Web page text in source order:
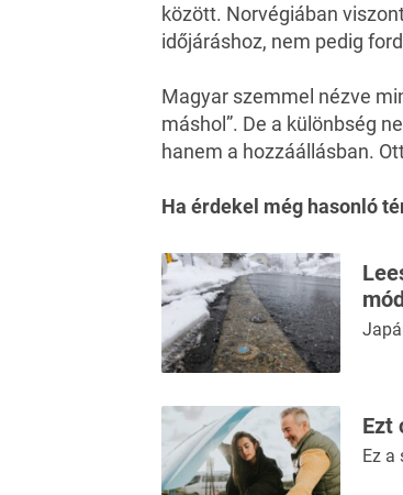
között. Norvégiában
időjáráshoz, nem pedig
Magyar szemmel nézve
máshol”. De a különbség
hanem a hozzáállásban.
Ha érdekel még hasonló
Ezt
Ez a